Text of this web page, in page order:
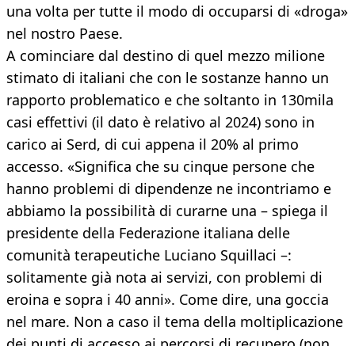
una volta per tutte il modo di occuparsi di «droga»
nel nostro Paese.
A cominciare dal destino di quel mezzo milione
stimato di italiani che con le sostanze hanno un
rapporto problematico e che soltanto in 130mila
casi effettivi (il dato è relativo al 2024) sono in
carico ai Serd, di cui appena il 20% al primo
accesso. «Significa che su cinque persone che
hanno problemi di dipendenze ne incontriamo e
abbiamo la possibilità di curarne una – spiega il
presidente della Federazione italiana delle
comunità terapeutiche Luciano Squillaci –:
solitamente già nota ai servizi, con problemi di
eroina e sopra i 40 anni». Come dire, una goccia
nel mare. Non a caso il tema della moltiplicazione